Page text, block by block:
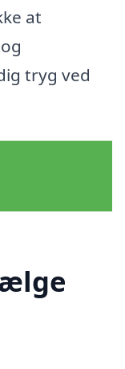
at
tryg ved